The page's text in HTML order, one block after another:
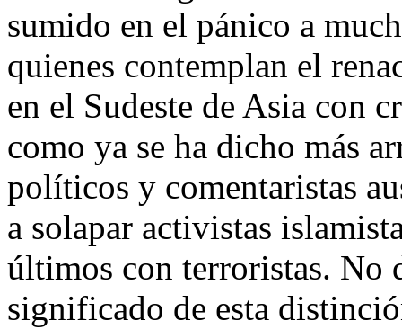
sumido en el pánico a
quienes contemplan el
en el Sudeste de Asia con
como ya se ha dicho más
políticos y comentaristas
a solapar activistas
últimos con terroristas. No
significado de esta